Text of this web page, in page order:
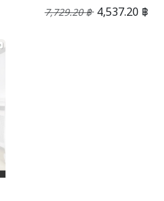
7,729.20฿ 4,537.20 ฿